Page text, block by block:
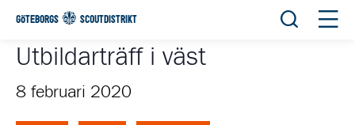
GÖTEBORGS SCOUTDISTRIKT Öppna
Utbildarträff i väst
8 februari 2020